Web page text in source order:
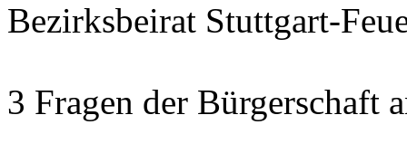
Bezirksbeirat Stuttgart-
3 Fragen der Bürgerschaft